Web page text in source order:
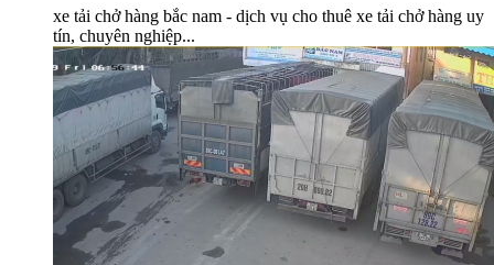
xe tải chở hàng bắc nam - dịch vụ cho thuê xe tải chở hàng uy
tín, chuyên nghiệp...